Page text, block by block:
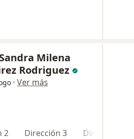
Milena
Rodriguez
· Ver más
2 Dirección 3 Dirección 4